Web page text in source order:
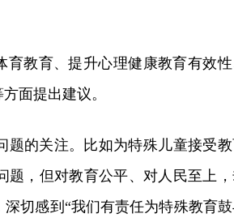
育教育、提升心理健康教育有效
面提出建议。
题的关注。比如为特殊儿童接受
题，但对教育公平、对人民至上
切感到“我们有责任为特殊教育